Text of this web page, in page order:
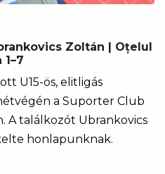
Zoltán | Oțelul
U15-ös, elitligás
a Suporter Club
A találkozót Ubrankovics
honlapunknak.